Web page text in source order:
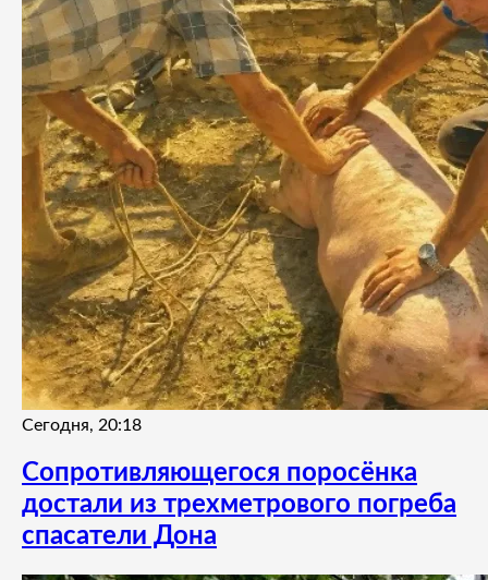
Сегодня, 20:18
Сопротивляющегося поросёнка
достали из трехметрового погреба
спасатели Дона